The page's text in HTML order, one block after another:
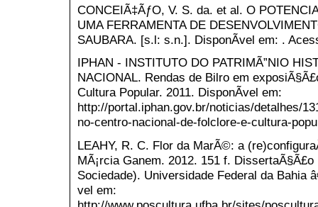
CONCEIÃ‡ÃƒO, V. S. da. et al. O
UMA FERRAMENTA DE
SAUBARA. [s.l: s.n.]. DisponÃ­vel em: .
IPHAN - INSTITUTO DO PATRIMÃ”NIO
NACIONAL. Rendas de Bilro em
Cultura Popular. 2011. DisponÃ­vel em:
http://portal.iphan.gov.br/noticias/detalhes/
no-centro-nacional-de-folclore-e-cultura-
LEAHY, R. C. Flor da MarÃ©: a
MÃ¡rcia Ganem. 2012. 151 f.
Sociedade). Universidade Federal da Bahia
vel em: